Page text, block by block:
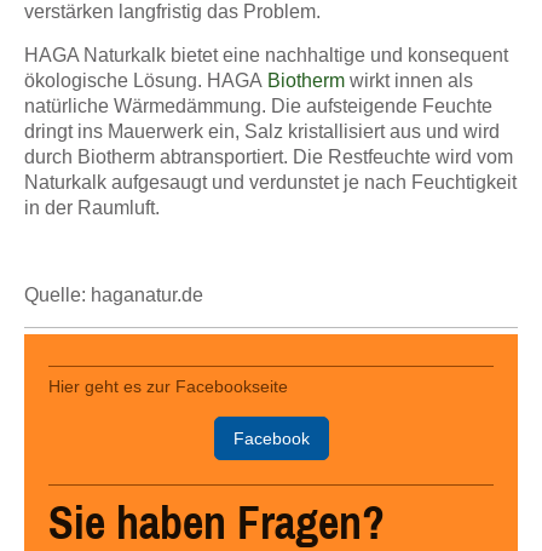
verstärken langfristig das Problem.
HAGA Naturkalk bietet eine nachhaltige und konsequent
ökologische Lösung. HAGA Biotherm wirkt innen als
natürliche Wärmedämmung. Die aufsteigende Feuchte
dringt ins Mauerwerk ein, Salz kristallisiert aus und wird
durch Biotherm abtransportiert. Die Restfeuchte wird vom
Naturkalk aufgesaugt und verdunstet je nach Feuchtigkeit
in der Raumluft.
Quelle: haganatur.de
Hier geht es zur Facebookseite
Facebook
Sie haben Fragen?